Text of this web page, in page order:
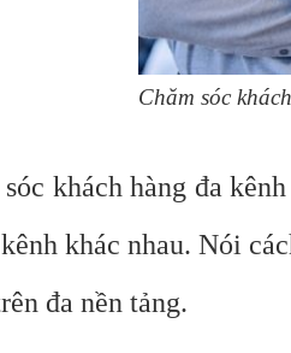
Chăm sóc
sóc khách hàng đa
khác nhau. Nói
đa nền tảng.